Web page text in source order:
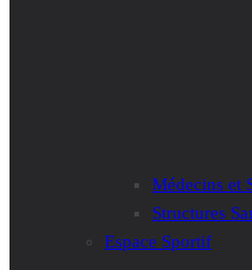
Médecins et
Structures
Espace Sportif